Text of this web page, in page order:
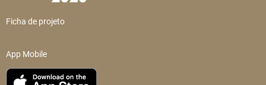
Ficha de projeto
App Mobile